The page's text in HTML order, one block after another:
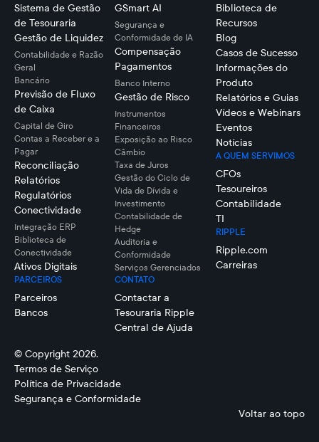
Sistema de Gestão
de Tesouraria
Gestão de Liquidez
Contabilidade e Razão
Geral
Bancário
Previsão de Fluxo
de Caixa
Capital de Giro
Contas a Receber e a
Pagar
Reconciliação
Relatórios
Regulatórios
Conectividade
Integração ERP
Biblioteca de
Conectividade
Ativos Digitais
PARCEIROS
Parceiros
Bancos
GSmart AI
Segurança e
Conformidade de IA
Compensação
Pagamentos
Banco Interno
Gestão de Risco
Instrumentos
Financeiros
Exposição ao Risco
Câmbio
Taxa de Juros
Gestão do Ciclo de
Vida de Dívida e
Investimento
Contabilidade de
Hedge
Auditoria e
Conformidade
Serviços Gerenciados
CONTATO
Contactar a
Tesouraria Ripple
Central de Ajuda
Biblioteca de
Recursos
Blog
Casos de Sucesso
Informações do
Produto
Relatórios e Guias
Vídeos e Webinars
Eventos
Notícias
A QUEM SERVIMOS
CFOs
Tesoureiros
Contabilidade
TI
RIPPLE
Ripple.com
Carreiras
© Copyright 2026.
Termos de Serviço
Política de Privacidade
Segurança e Conformidade
Voltar ao topo